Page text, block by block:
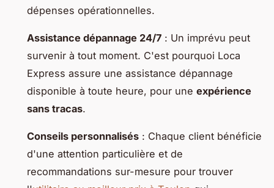
dépenses opérationnelles.
Assistance dépannage 24/7 : Un imprévu peut
survenir à tout moment. C'est pourquoi Loca
Express assure une assistance dépannage
disponible à toute heure, pour une expérience
sans tracas.
Conseils personnalisés : Chaque client bénéficie
d'une attention particulière et de
recommandations sur-mesure pour trouver